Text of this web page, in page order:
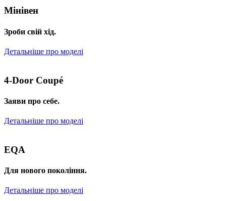
Мінівен
Зроби свій хід.
Детальніше про моделі
4-Door Coupé
Заяви про себе.
Детальніше про моделі
EQA
Для нового покоління.
Детальніше про моделі